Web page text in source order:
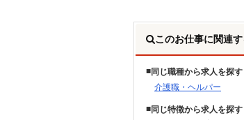
このお仕事に関連
同じ職種から求人を探す
介護職・ヘルパー
同じ特徴から求人を探す